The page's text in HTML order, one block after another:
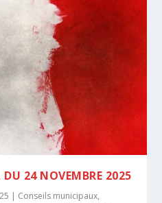
24 NOVEMBRE 2025
| Conseils municipaux,